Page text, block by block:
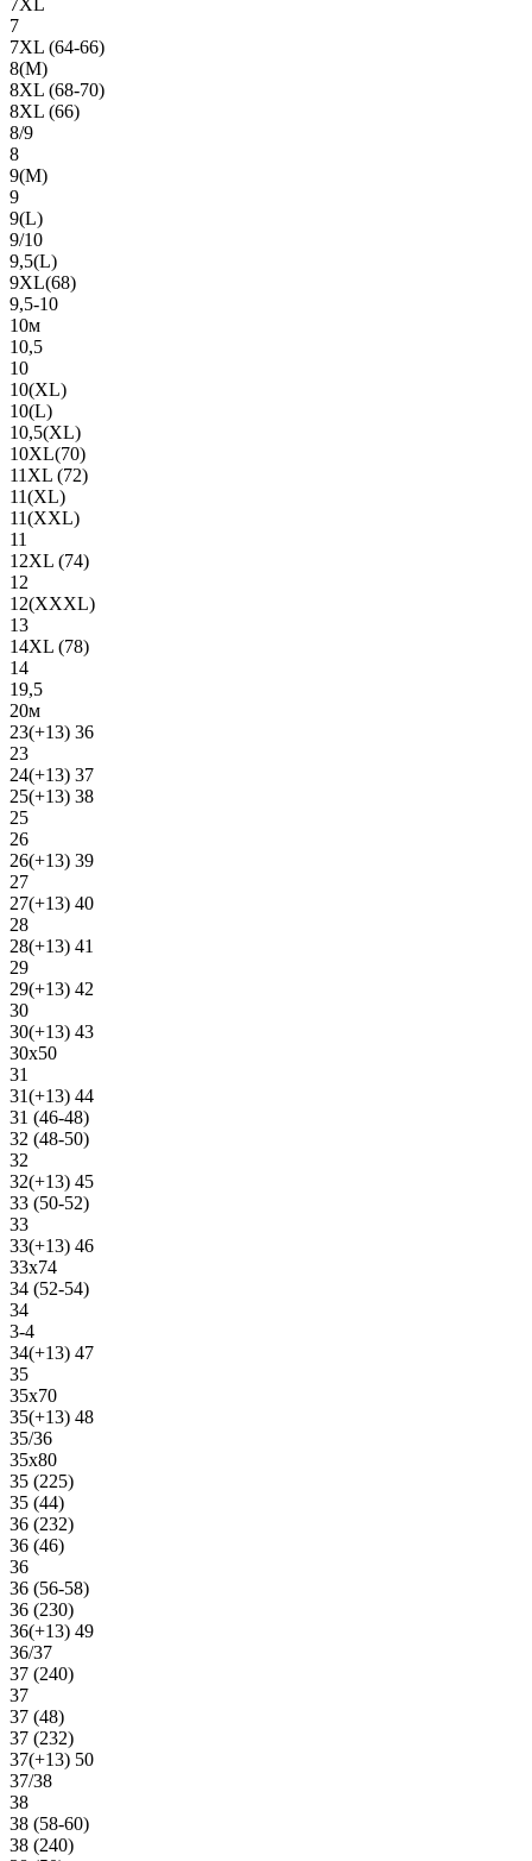
7
7XL (64-66)
8(М)
8XL (68-70)
8XL (66)
8/9
8
9(М)
9
9(L)
9/10
9,5(L)
9XL(68)
9,5-10
10м
10,5
10
10(XL)
10(L)
10,5(XL)
10XL(70)
11XL (72)
11(XL)
11(XXL)
11
12XL (74)
12
12(ХХХL)
13
14XL (78)
14
19,5
20м
23(+13) 36
23
24(+13) 37
25(+13) 38
25
26
26(+13) 39
27
27(+13) 40
28
28(+13) 41
29
29(+13) 42
30
30(+13) 43
30х50
31
31(+13) 44
31 (46-48)
32 (48-50)
32
32(+13) 45
33 (50-52)
33
33(+13) 46
33х74
34 (52-54)
34
3-4
34(+13) 47
35
35х70
35(+13) 48
35/36
35х80
35 (225)
35 (44)
36 (232)
36 (46)
36
36 (56-58)
36 (230)
36(+13) 49
36/37
37 (240)
37
37 (48)
37 (232)
37(+13) 50
37/38
38
38 (58-60)
38 (240)